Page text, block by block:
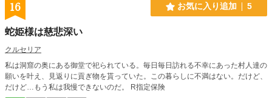
16 お気に入り追加 5
蛇姫様は慈悲深い
クルセリア
私は洞窟の奥にある御堂で祀られている。毎日毎日訪れる不幸にあった村人達の
願いを叶え、見返りに貢ぎ物を貰っていた。この暮らしに不満はない。だけど、
だけど…もう私は我慢できないのだ。 R指定保険